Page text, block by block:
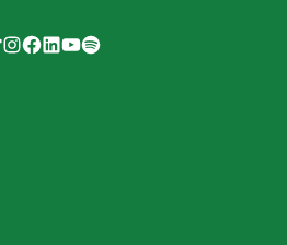
Instagram Facebook LinkedIn YouTube Spotify